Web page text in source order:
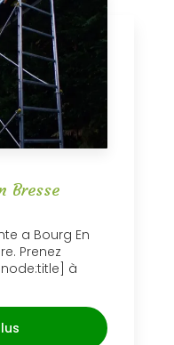
Bresse
a Bourg En
Prenez
à